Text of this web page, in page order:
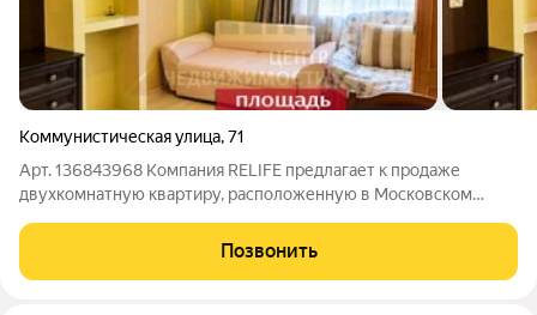
Коммунистическая улица,71
Арт. 136843968 Компания RELIFE предлагает к продаже
двухкомнатную квартиру, расположенную в Московском
видеообзор данной квартиры, напишите - я вам вышлю в чат.
Планировка:32.4 м, из которых 5,3 м -
Позвонить